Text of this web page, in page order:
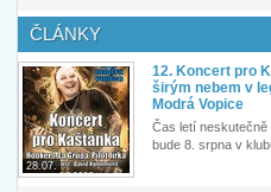
ČLÁNKY
28.07.
12. Koncert pro
širým nebem v
Modrá Vopice
Čas letí
bude 8. srpna v